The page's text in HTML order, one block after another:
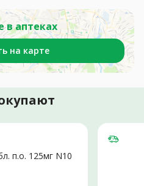
в аптеках
на карте
п.о. 125мг N10